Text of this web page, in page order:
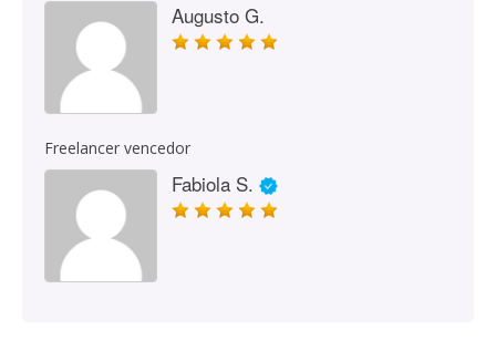
Augusto G.
Freelancer vencedor
Fabiola S.